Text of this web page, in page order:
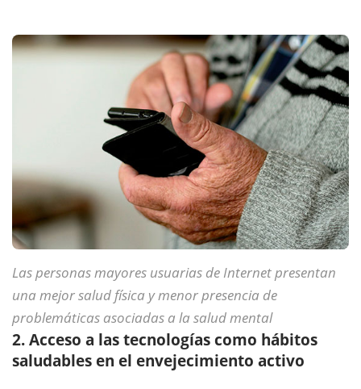
Las personas mayores usuarias de Internet presentan
una mejor salud física y menor presencia de
problemáticas asociadas a la salud mental
2. Acceso a las tecnologías como hábitos
saludables en el envejecimiento activo